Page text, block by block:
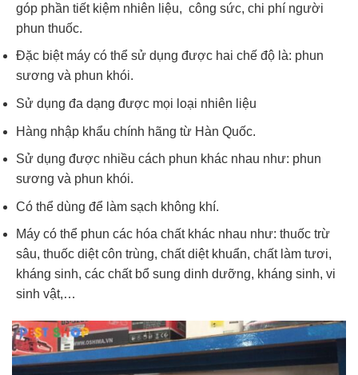
góp phần tiết kiệm nhiên liệu, công sức, chi phí người
phun thuốc.
Đặc biệt máy có thể sử dụng được hai chế độ là: phun
sương và phun khói.
Sử dụng đa dạng được mọi loại nhiên liệu
Hàng nhập khẩu chính hãng từ Hàn Quốc.
Sử dụng được nhiều cách phun khác nhau như: phun
sương và phun khói.
Có thể dùng để làm sạch không khí.
Máy có thể phun các hóa chất khác nhau như: thuốc trừ
sâu, thuốc diệt côn trùng, chất diệt khuẩn, chất làm tươi,
kháng sinh, các chất bổ sung dinh dưỡng, kháng sinh, vi
sinh vật,…